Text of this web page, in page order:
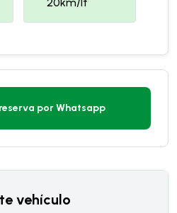
por Whatsapp
vehículo